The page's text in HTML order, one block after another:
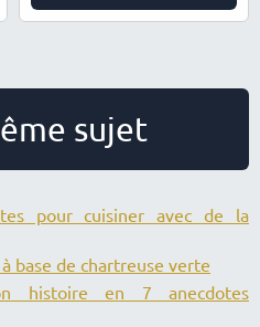
sujet
pour cuisiner avec de la
base de chartreuse verte
histoire en 7 anecdotes